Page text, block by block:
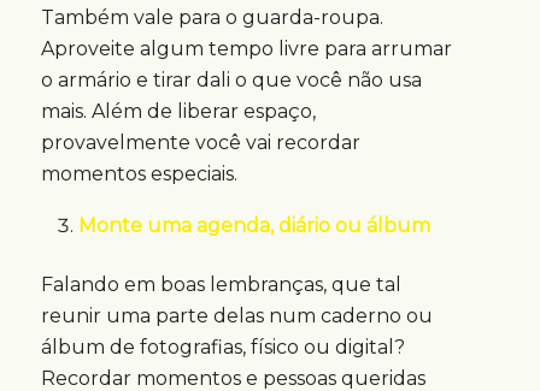
Também vale para o guarda-roupa.
Aproveite algum tempo livre para arrumar
o armário e tirar dali o que você não usa
mais. Além de liberar espaço,
provavelmente você vai recordar
momentos especiais.
Monte uma agenda, diário ou álbum
Falando em boas lembranças, que tal
reunir uma parte delas num caderno ou
álbum de fotografias, físico ou digital?
Recordar momentos e pessoas queridas